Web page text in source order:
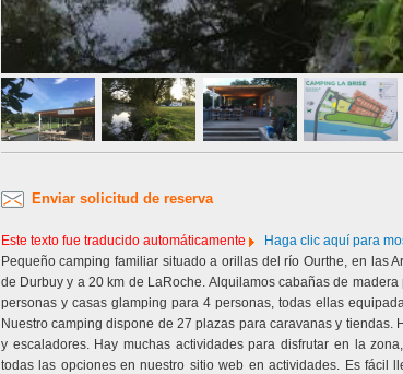
Enviar solicitud de reserva
Este texto fue traducido automáticamente
Haga clic aquí para
Pequeño camping familiar situado a orillas del río Ourthe, en las
de Durbuy y a 20 km de LaRoche. Alquilamos cabañas de
personas y casas glamping para 4 personas, todas ellas
Nuestro camping dispone de 27 plazas para caravanas y
y escaladores. Hay muchas actividades para disfrutar en la
todas las opciones en nuestro sitio web en actividades. Es fácil